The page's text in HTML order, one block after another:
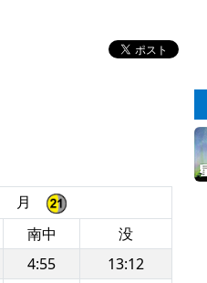
月
南中
没
4:55
13:12